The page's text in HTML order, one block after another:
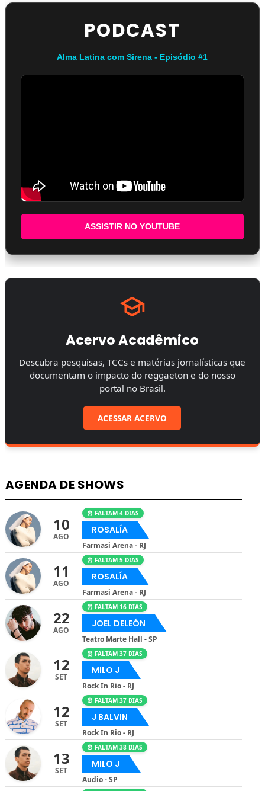
PODCAST
Alma Latina com Sirena - Episódio #1
ASSISTIR NO YOUTUBE
Acervo Acadêmico
Descubra pesquisas, TCCs e matérias jornalísticas que
documentam o impacto do reggaeton e do nosso
portal no Brasil.
ACESSAR ACERVO
AGENDA DE SHOWS
10
AGO
⏰ FALTAM 4 DIAS
ROSALÍA
Farmasi Arena - RJ
11
AGO
⏰ FALTAM 5 DIAS
ROSALÍA
Farmasi Arena - RJ
22
AGO
⏰ FALTAM 16 DIAS
JOEL DELEÓN
Teatro Marte Hall - SP
12
SET
⏰ FALTAM 37 DIAS
MILO J
Rock In Rio - RJ
12
SET
⏰ FALTAM 37 DIAS
J BALVIN
Rock In Rio - RJ
13
SET
⏰ FALTAM 38 DIAS
MILO J
Audio - SP